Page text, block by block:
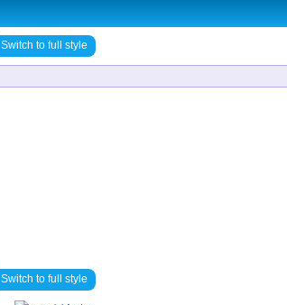
Switch to full style
Switch to full style